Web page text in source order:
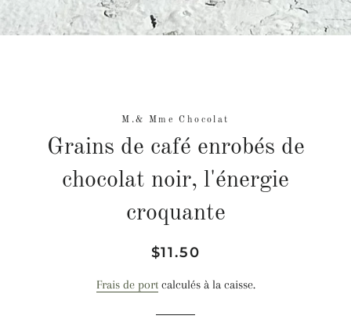
M.& Mme Chocolat
Grains de café enrobés de
chocolat noir, l'énergie
croquante
Prix
Prix
$11.50
Frais de portcalculés à la caisse.